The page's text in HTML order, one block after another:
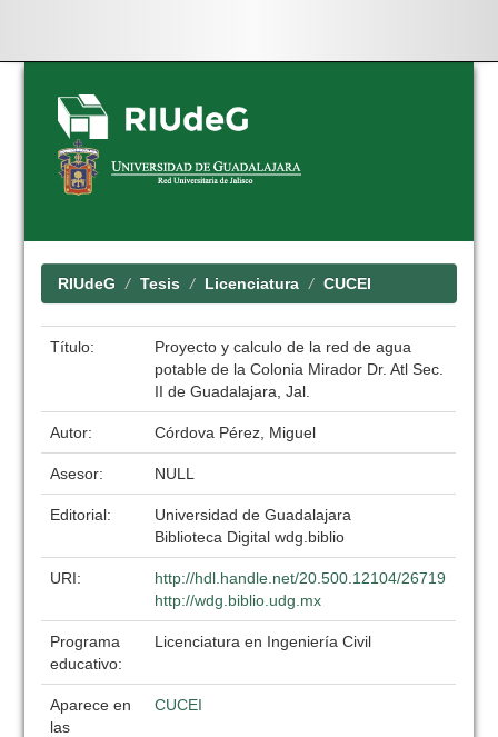
Skip
navigation
RIUdeG Tesis Licenciatura CUCEI
Título:
Proyecto y calculo de la red de agua
potable de la Colonia Mirador Dr. Atl Sec.
II de Guadalajara, Jal.
Autor: Córdova Pérez, Miguel
Asesor: NULL
Editorial:
Universidad de Guadalajara
Biblioteca Digital wdg.biblio
URI:
http://hdl.handle.net/20.500.12104/26719
http://wdg.biblio.udg.mx
Programa
educativo:
Licenciatura en Ingeniería Civil
Aparece en
las
CUCEI